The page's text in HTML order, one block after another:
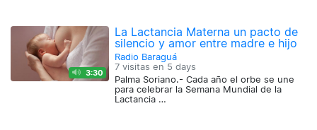
3:30
La Lactancia Materna un pacto de
silencio y amor entre madre e hijo
Radio Baraguá
7 visitas en 5 days
Palma Soriano.- Cada año el orbe se une
para celebrar la Semana Mundial de la
Lactancia …